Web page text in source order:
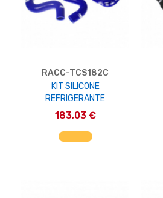
RACC-TCS182C
KIT SILICONE
REFRIGERANTE
183,03 €
AGGIUNGI AL CARRELLO